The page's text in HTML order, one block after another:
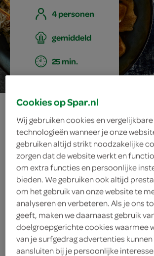
4 personen
gemiddeld
25 min.
oosterse
ingrediënten
1 handje koriander
1 handje peterselie
Cookies op Spar.nl
Wij gebruiken cookies en vergelijkbare
technologieën wanneer je onze
gebruiken altijd strikt noodzakelijke
zorgen dat de website werkt en
om extra functies en persoonlijke
bieden. We gebruiken ook altijd
om het gebruik van onze website te
analyseren en verbeteren. Als je ons
geeft, maken we daarnaast gebruik
doelgroepgerichte cookies waarmee
van je surfgedrag advertenties
aansluiten bij je persoonlijke